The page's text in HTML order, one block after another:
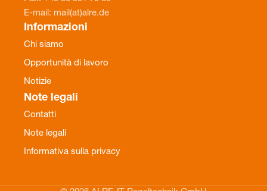
E-mail: mail(at)alre.de
Informazioni
Chi siamo
Opportunità di lavoro
Notizie
Note legali
Contatti
Note legali
Informativa sulla privacy